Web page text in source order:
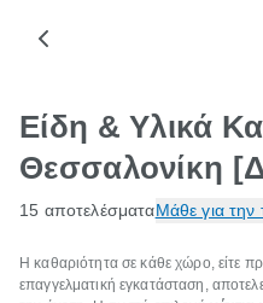
Είδη & Υλικά
Θεσσαλονίκη
15 αποτελέσματαΜάθε για την
Η καθαριότητα σε κάθε χώρο, είτε
επαγγελματική εγκατάσταση,